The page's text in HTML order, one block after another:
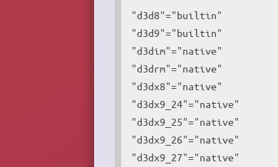
"d3d8"="builtin"
"d3d9"="builtin"
"d3dim"="native"
"d3drm"="native"
"d3dx8"="native"
"d3dx9_24"="native"
"d3dx9_25"="native"
"d3dx9_26"="native"
"d3dx9_27"="native"